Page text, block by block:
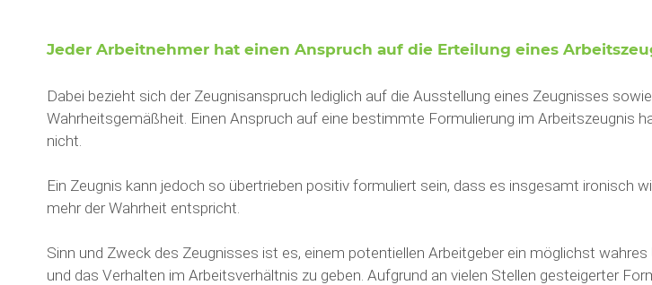
Jeder Arbeitnehmer hat einen Anspruch auf die Erteilung eines
Dabei bezieht sich der Zeugnisanspruch lediglich auf die Ausstellung eines Zeugnisses
Wahrheitsgemäßheit. Einen Anspruch auf eine bestimmte Formulierung im Arbeitszeugnis
nicht.
Ein Zeugnis kann jedoch so übertrieben positiv formuliert sein, dass es insgesamt ironisch
mehr der Wahrheit entspricht.
Sinn und Zweck des Zeugnisses ist es, einem potentiellen Arbeitgeber ein möglichst wahres
und das Verhalten im Arbeitsverhältnis zu geben. Aufgrund an vielen Stellen gesteigerter